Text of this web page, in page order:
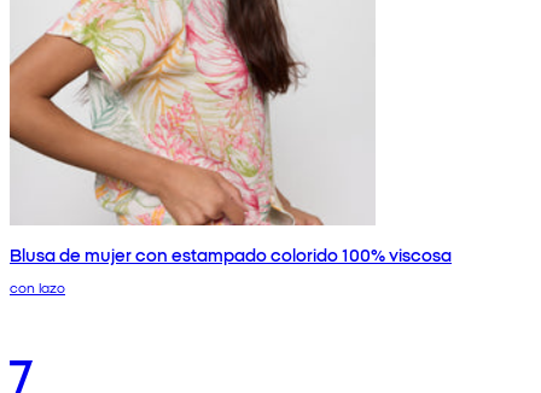
Blusa de mujer con estampado colorido 100% viscosa
con lazo
7